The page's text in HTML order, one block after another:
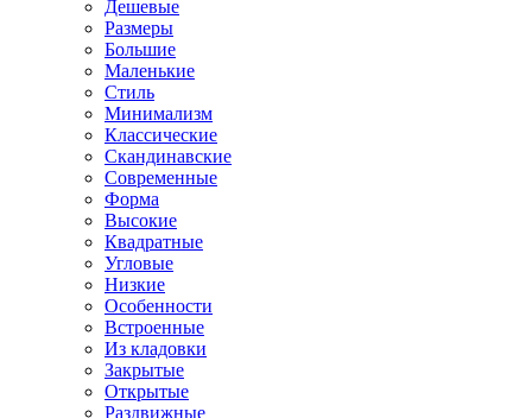
Дешевые
Размеры
Большие
Маленькие
Стиль
Минимализм
Классические
Скандинавские
Современные
Форма
Высокие
Квадратные
Угловые
Низкие
Особенности
Встроенные
Из кладовки
Закрытые
Открытые
Раздвижные